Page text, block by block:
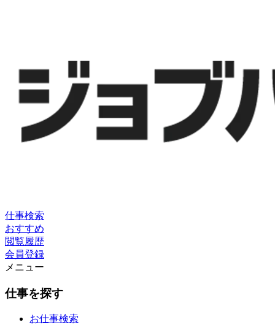
仕事検索
おすすめ
閲覧履歴
会員登録
メニュー
仕事を探す
お仕事検索